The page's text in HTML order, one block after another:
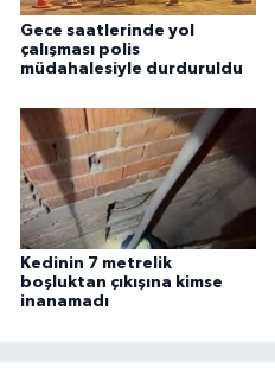
Gece saatlerinde yol
çalışması polis
müdahalesiyle durduruldu
Kedinin 7 metrelik
boşluktan çıkışına kimse
inanamadı